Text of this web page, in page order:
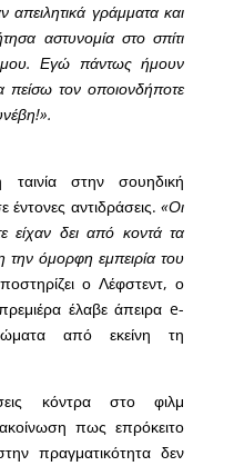
απειλητικά γράμματα και
αστυνομία στο σπίτι
Εγώ πάντως ήμουν
τον οποιονδήποτε
στην σουηδική
αντιδράσεις.«Οι
είχαν δει από κοντά τα
την όμορφη εμπειρία του
ο Λέφστεντ, ο
έλαβε άπειρα e-
από εκείνη τη
κόντρα στο φιλμ
πως επρόκειτο
πραγματικότητα δεν